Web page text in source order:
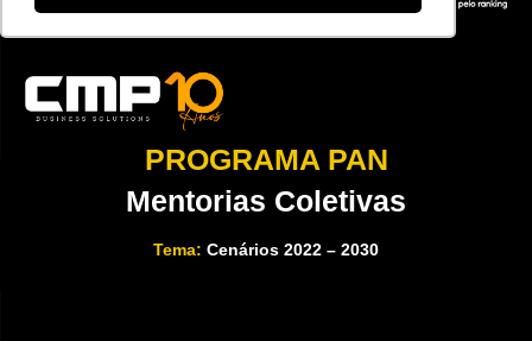
PROGRAMA PAN
Mentorias Coletivas
Tema: Cenários 2022 – 2030